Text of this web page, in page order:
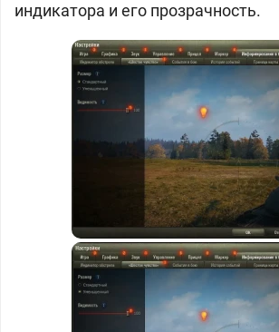
индикатора и его прозрачность.